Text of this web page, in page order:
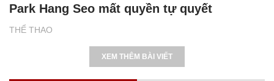
THỂ THAO
Park Hang Seo mất quyền tự quyết
XEM THÊM BÀI VIẾT